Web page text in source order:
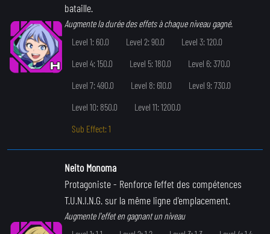
bataille.
Augmente la durée des effets à chaque niveau gagné.
Level 1: 60.0
Level 2: 90.0
Level 3: 120.0
Level 4: 150.0
Level 5: 180.0
Level 6: 370.0
Level 7: 490.0
Level 8: 610.0
Level 9: 730.0
Level 10: 850.0
Level 11: 1200.0
Sub Effect: 1
Neito Monoma
Protagoniste- Renforce l'effet des compétences
T.U.N.I.N.G. sur la même ligne d'emplacement.
Augmente l'effet en gagnant un niveau